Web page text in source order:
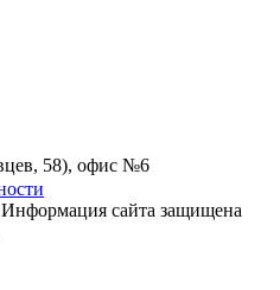
58), офис №6
сайта защищена